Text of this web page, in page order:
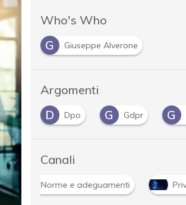
Who's Who
G
Giuseppe Alverone
Argomenti
Dpo G Gdpr G governance
Canali
Norme e adeguamenti